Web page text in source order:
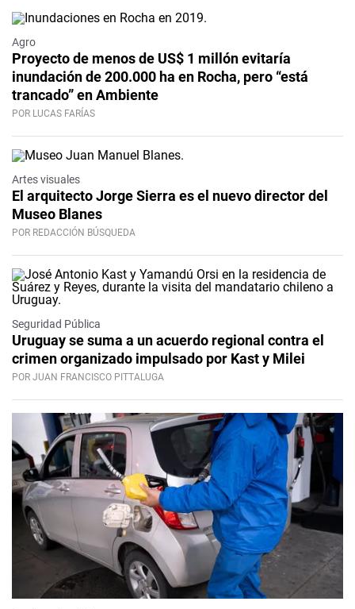
Agro
Proyecto de menos de US$ 1 millón evitaría
inundación de 200.000 ha en Rocha, pero “está
trancado” en Ambiente
POR LUCAS FARÍAS
Artes visuales
El arquitecto Jorge Sierra es el nuevo director del
Museo Blanes
POR REDACCIÓN BÚSQUEDA
Seguridad Pública
Uruguay se suma a un acuerdo regional contra el
crimen organizado impulsado por Kast y Milei
POR JUAN FRANCISCO PITTALUGA